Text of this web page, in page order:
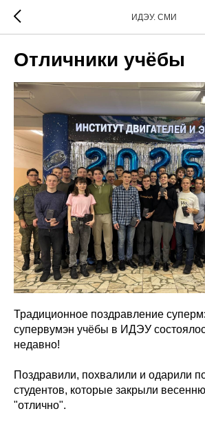
ИДЭУ. СМИ
Отличники учёбы
Традиционное поздравление
супервумэн учёбы в ИДЭУ
недавно!
Поздравили, похвалили и одарили
студентов, которые закрыли
"отлично".